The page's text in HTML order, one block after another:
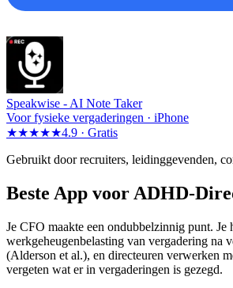
Speakwise - AI Note Taker
Voor fysieke vergaderingen · iPhone
★★★★★4.9 · Gratis
Gebruikt door recruiters, leidinggevenden,
Beste App voor ADHD-
Je CFO maakte een ondubbelzinnig punt.
werkgeheugenbelasting van vergadering na
(Alderson et al.), en directeuren verwerken
vergeten wat er in vergaderingen is gezegd.